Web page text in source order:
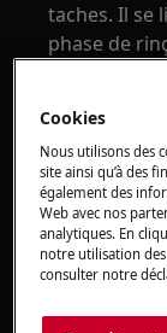
taches. Il se
phase de
1. Ouvrez le
2.
rinçage
Utilisez
3. Retirez
Cookies
Nous utilisons des
site ainsi qu’à des
également des
Web avec nos
analytiques. En
notre utilisation
consulter notre